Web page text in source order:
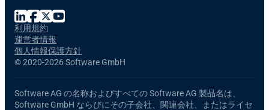
©2020-2026 Software GmbH
利用規約
運営者情報
個人情報保護方針
Software AG の名称およびすべての Software AG 製品名は、
Software GmbH ならびにその子会社、関連会社、またはライセ